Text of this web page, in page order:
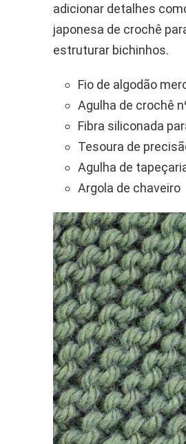
adicionar detalhes
japonesa de crochê
estruturar bichinhos.
Fio de algodão
Agulha de crochê
Fibra siliconada
Tesoura de
Agulha de
Argola de chaveiro